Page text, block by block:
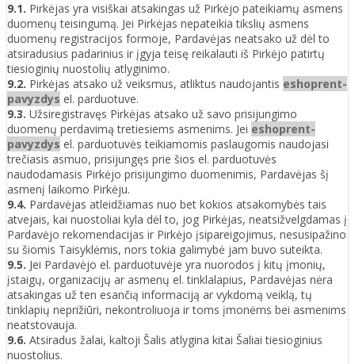
9.1. Pirkėjas yra visiškai atsakingas už Pirkėjo pateikiamų asmens
duomenų teisingumą. Jei Pirkėjas nepateikia tikslių asmens
duomenų registracijos formoje, Pardavėjas neatsako už dėl to
atsiradusius padarinius ir įgyja teisę reikalauti iš Pirkėjo patirtų
tiesioginių nuostolių atlyginimo.
9.2. Pirkėjas atsako už veiksmus, atliktus naudojantis eshoprent-
pavyzdys el. parduotuve.
9.3. Užsiregistravęs Pirkėjas atsako už savo prisijungimo
duomenų perdavimą tretiesiems asmenims. Jei eshoprent-
pavyzdys el. parduotuvės teikiamomis paslaugomis naudojasi
trečiasis asmuo, prisijungęs prie šios el. parduotuvės
naudodamasis Pirkėjo prisijungimo duomenimis, Pardavėjas šį
asmenį laikomo Pirkėju.
9.4. Pardavėjas atleidžiamas nuo bet kokios atsakomybės tais
atvejais, kai nuostoliai kyla dėl to, jog Pirkėjas, neatsižvelgdamas į
Pardavėjo rekomendacijas ir Pirkėjo įsipareigojimus, nesusipažino
su šiomis Taisyklėmis, nors tokia galimybė jam buvo suteikta.
9.5. Jei Pardavėjo el. parduotuvėje yra nuorodos į kitų įmonių,
įstaigų, organizacijų ar asmenų el. tinklalapius, Pardavėjas nėra
atsakingas už ten esančią informaciją ar vykdomą veiklą, tų
tinklapių neprižiūri, nekontroliuoja ir toms įmonėms bei asmenims
neatstovauja.
9.6. Atsiradus žalai, kaltoji Šalis atlygina kitai Šaliai tiesioginius
nuostolius.